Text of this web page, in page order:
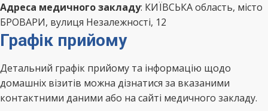
Адреса медичного закладу: КИЇВСЬКА область, місто
БРОВАРИ, вулиця Незалежності, 12
Графік прийому
Детальний графік прийому та інформацію щодо
домашніх візитів можна дізнатися за вказаними
контактними даними або на сайті медичного закладу.